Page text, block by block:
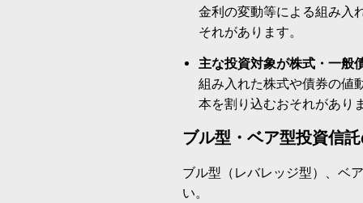
金利の変動等による組み入
それがあります。
主な投資対象が株式・一般
組み入れた株式や債券の値
本を割り込むおそれがあり
ブル型・ベア型投資信
ブル型（レバレッジ型）、ベ
い。